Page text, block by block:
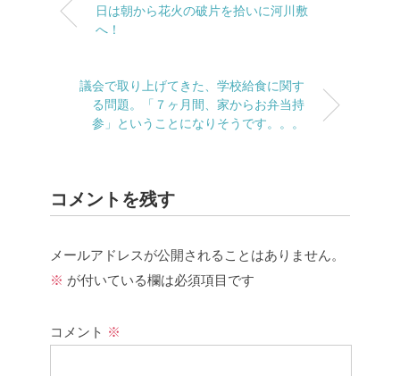
日は朝から花火の破片を拾いに河川敷
へ！
議会で取り上げてきた、学校給食に関す
る問題。「７ヶ月間、家からお弁当持
参」ということになりそうです。。。
コメントを残す
メールアドレスが公開されることはありません。
※ が付いている欄は必須項目です
コメント ※